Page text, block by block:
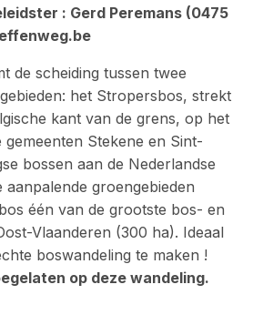
: Gerd Peremans (0475
de scheiding tussen twee
het Stropersbos, strekt
kant van de grens, op het
gemeenten Stekene en Sint-
bossen aan de Nederlandse
aanpalende groengebieden
één van de grootste bos- en
Vlaanderen (300 ha). Ideaal
boswandeling te maken !
op deze wandeling.